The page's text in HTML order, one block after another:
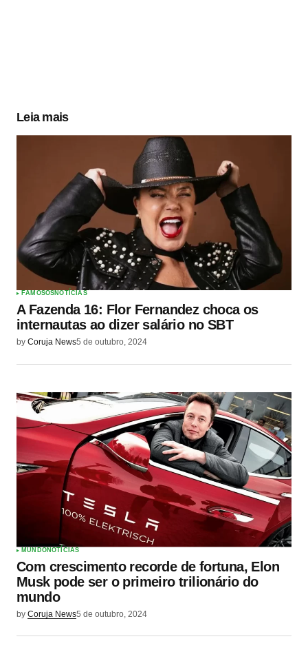
Leia mais
FAMOSOSNOTÍCIAS
A Fazenda 16: Flor Fernandez choca os
internautas ao dizer salário no SBT
by Coruja News5 de outubro, 2024
MUNDONOTÍCIAS
Com crescimento recorde de fortuna, Elon
Musk pode ser o primeiro trilionário do
mundo
by Coruja News5 de outubro, 2024